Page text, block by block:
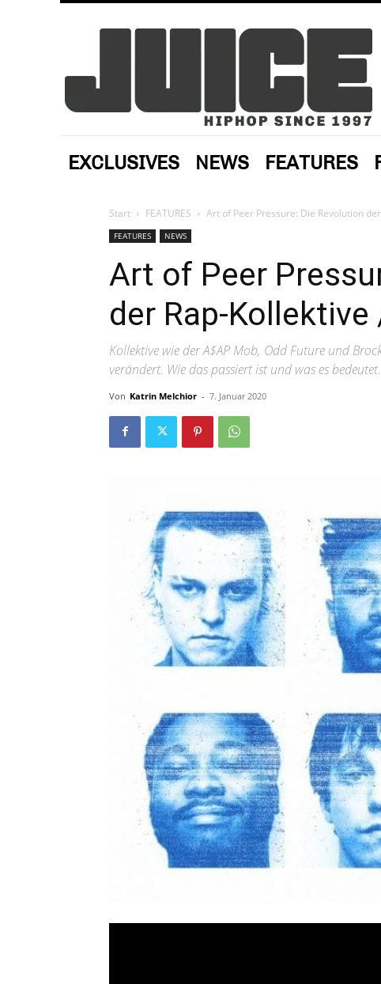
EXCLUSIVES NEWS FEATURES
Start FEATURES Art of Peer Pressure: Die Revolution
FEATURES NEWS
Art of Peer
der Rap-
Kollektive wie der A$AP Mob, Odd Future und
verändert. Wie das passiert ist und was es bedeutet.
Von Katrin Melchior - 7. Januar 2020